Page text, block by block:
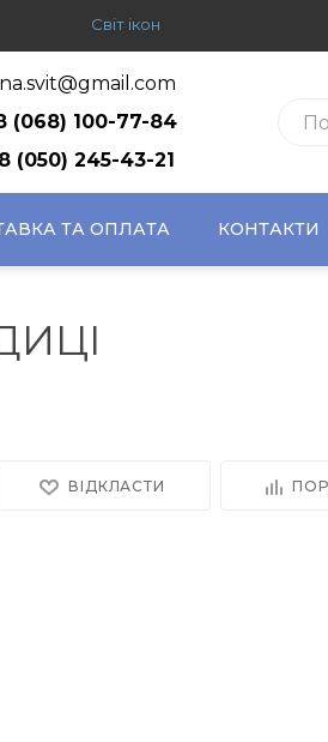
Світ ікон
(068) 100-77-84
(050) 245-43-21
ТА ОПЛАТА КОНТАКТИ
ВІДКЛАСТИ